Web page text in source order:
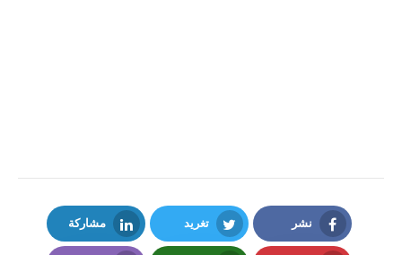
نشر
Facebook
تغريد
Twitter
مشاركة
LinkedIn